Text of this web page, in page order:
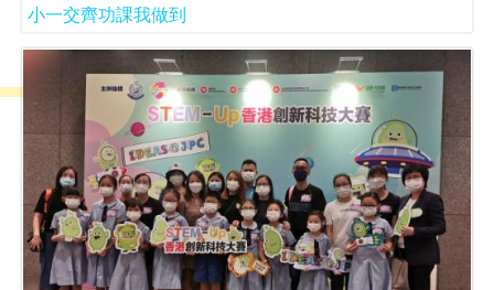
小一交齊功課我做到